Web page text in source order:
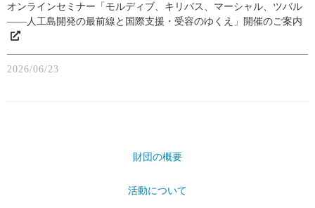
オンラインセミナー「モルディブ、キリバス、マーシャル、ツバル
――人工島開発の最前線と国際支援・受容のゆくえ」開催のご案内
2026/06/23
財団の概要
活動について